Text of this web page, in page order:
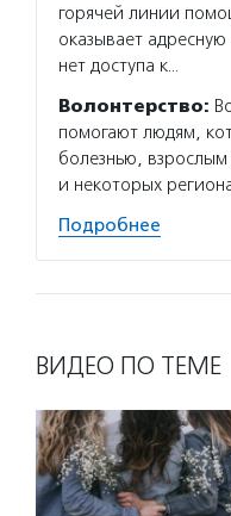
горячей линии
оказывает
нет доступа к…
Волонтерство:
помогают людям,
болезнью,
и некоторых
Подробнее
ВИДЕО ПО ТЕМЕ